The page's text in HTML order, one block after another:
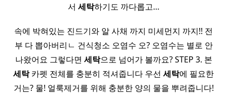
서 세탁하기도 까다롭고…
속에 박혀있는 진드기와 알 사채 까지 미세먼지 까지!! 전
부 다 뽑아버리ㄴ 건식청소 오염수 오? 오염수는 별로 안
나왔어요 그렇다면 세탁으로 넘어가 볼까요? STEP 3. 본
세탁카펫 전체를 충분히 적셔줍니다 우선 세탁에 필요한
거는? 물! 얼룩제거를 위해 충분한 양의 물을 뿌려줍니다!